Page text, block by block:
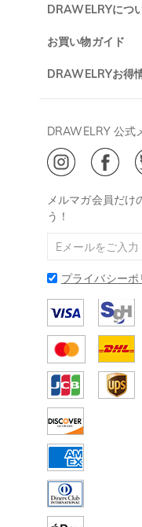
DRAWELRYにつ
DRAWELRYにつ
ご利用規約
ご特定商取引法
お買い物ガイド
発送について
ジュエリーお手
Drawelry Blog
DRAWELRYお得
会員・ポイント
メルマガ会員だけ
う！
プライバシーポ
DRAWELRY 公式